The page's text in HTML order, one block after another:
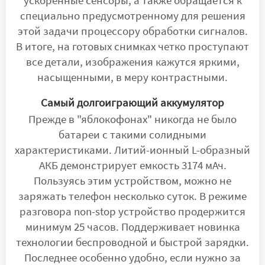
специально предусмотренному для решения
этой задачи процессору обработки сигналов.
В итоге, на готовых снимках четко проступают
все детали, изображения кажутся яркими,
насыщенными, в меру контрастными.
Самый долгоиграющий аккумулятор
Прежде в "яблокофонах" никогда не было
батареи с такими солидными
характеристиками. Литий-ионный L-образный
АКБ демонстрирует емкость 3174 мАч.
Пользуясь этим устройством, можно не
заряжать телефон несколько суток. В режиме
разговора non-stop устройство продержится
минимум 25 часов. Поддерживает новинка
технологии беспроводной и быстрой зарядки.
Последнее особенно удобно, если нужно за